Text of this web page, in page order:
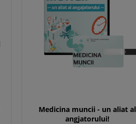
Medicina muncii - un aliat al
angjatorului!